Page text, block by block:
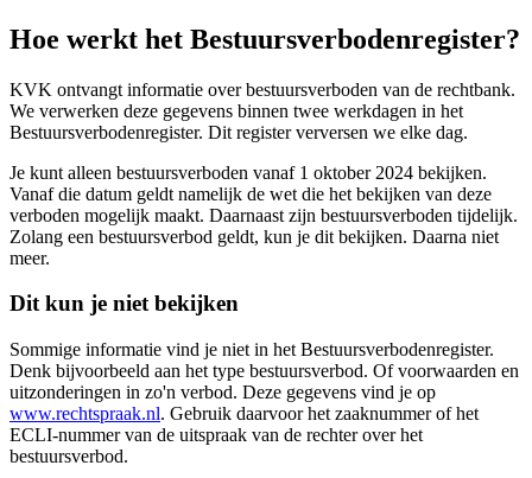
Hoe werkt het Bestuursverbodenregister?
KVK ontvangt informatie over bestuursverboden van de rechtbank.
We verwerken deze gegevens binnen twee werkdagen in het
Bestuursverbodenregister. Dit register verversen we elke dag.
Je kunt alleen bestuursverboden vanaf 1 oktober 2024 bekijken.
Vanaf die datum geldt namelijk de wet die het bekijken van deze
verboden mogelijk maakt. Daarnaast zijn bestuursverboden tijdelijk.
Zolang een bestuursverbod geldt, kun je dit bekijken. Daarna niet
meer.
Dit kun je niet bekijken
Sommige informatie vind je niet in het Bestuursverbodenregister.
Denk bijvoorbeeld aan het type bestuursverbod. Of voorwaarden en
uitzonderingen in zo'n verbod. Deze gegevens vind je op
www.rechtspraak.nl. Gebruik daarvoor het zaaknummer of het
ECLI-nummer van de uitspraak van de rechter over het
bestuursverbod.